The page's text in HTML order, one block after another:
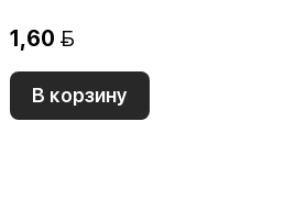
1,60 
В корзину